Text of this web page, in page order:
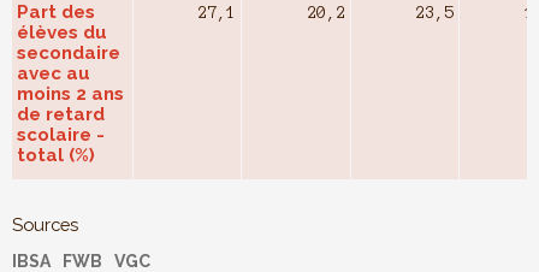
Part des
élèves du
secondaire
avec au
moins 2 ans
de retard
scolaire -
total (%)
27,1 20,2 23,5
Sources
IBSA FWB VGC